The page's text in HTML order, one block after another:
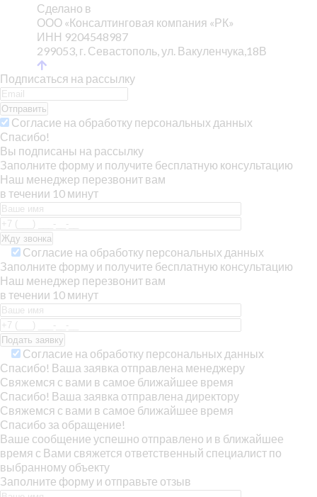
Сделано в
ООО «Консалтинговая компания «РК»
ИНН 9204548987
299053, г. Севастополь, ул. Вакуленчука,18В
Подписаться на рассылку
Отправить
Согласие на обработку персональных данных
Спасибо!
Вы подписаны на рассылку
Заполните форму и получите бесплатную консультацию
Наш менеджер перезвонит вам
в течении 10 минут
Согласие на обработку персональных данных
Заполните форму и получите бесплатную консультацию
Наш менеджер перезвонит вам
в течении 10 минут
Согласие на обработку персональных данных
Спасибо! Ваша заявка отправлена менеджеру
Свяжемся с вами в самое ближайшее время
Спасибо! Ваша заявка отправлена директору
Свяжемся с вами в самое ближайшее время
Спасибо за обращение!
Ваше сообщение успешно отправлено и в ближайшее
время с Вами свяжется ответственный специалист по
выбранному объекту
Заполните форму и отправьте отзыв